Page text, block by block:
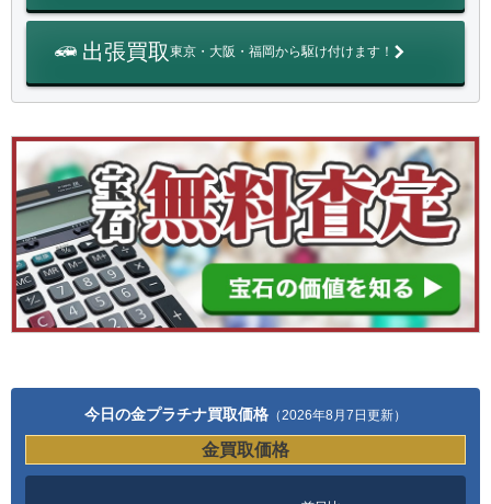
出張買取東京・大阪・福岡から駆け付けます！
今日の金プラチナ買取価格 （2026年8月7日更新）
金買取価格